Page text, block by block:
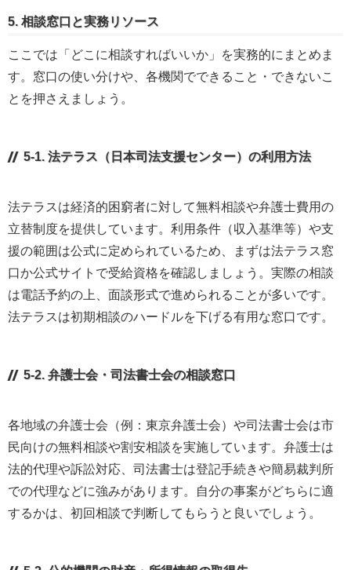
5. 相談窓口と実務リソース
ここでは「どこに相談すればいいか」を実務的にまとめま
す。窓口の使い分けや、各機関でできること・できないこ
とを押さえましょう。
5-1. 法テラス（日本司法支援センター）の利用方法
法テラスは経済的困窮者に対して無料相談や弁護士費用の
立替制度を提供しています。利用条件（収入基準等）や支
援の範囲は公式に定められているため、まずは法テラス窓
口か公式サイトで受給資格を確認しましょう。実際の相談
は電話予約の上、面談形式で進められることが多いです。
法テラスは初期相談のハードルを下げる有用な窓口です。
5-2. 弁護士会・司法書士会の相談窓口
各地域の弁護士会（例：東京弁護士会）や司法書士会は市
民向けの無料相談や割安相談を実施しています。弁護士は
法的代理や訴訟対応、司法書士は登記手続きや簡易裁判所
での代理などに強みがあります。自分の事案がどちらに適
するかは、初回相談で判断してもらうと良いでしょう。